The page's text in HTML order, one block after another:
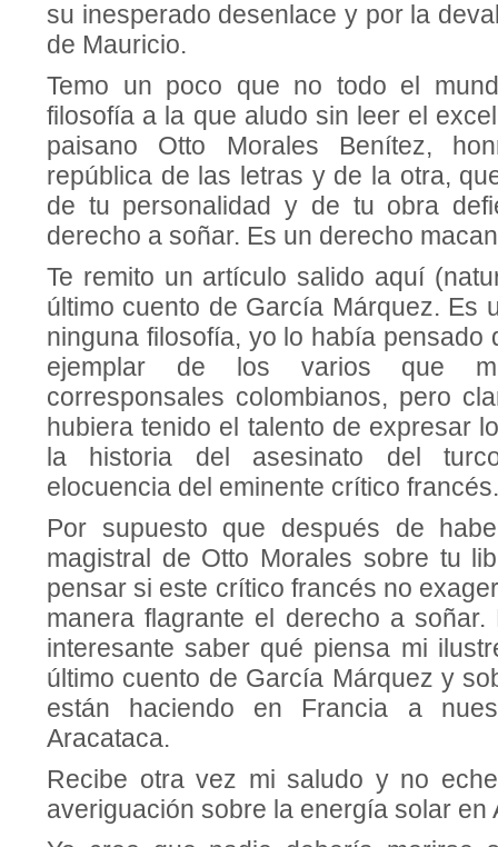
su inesperado desenlace y por la
de Mauricio.
Temo un poco que no todo el
filosofía a la que aludo sin leer el
paisano Otto Morales Benítez,
república de las letras y de la otra,
de tu personalidad y de tu obra
derecho a soñar. Es un derecho
Te remito un artículo salido aquí
último cuento de García Márquez. Es
ninguna filosofía, yo lo había pensado
ejemplar de los varios que
corresponsales colombianos, pero
hubiera tenido el talento de expresar
la historia del asesinato del
elocuencia del eminente crítico francés.
Por supuesto que después de
magistral de Otto Morales sobre tu
pensar si este crítico francés no
manera flagrante el derecho a
interesante saber qué piensa mi
último cuento de García Márquez y
están haciendo en Francia a
Aracataca.
Recibe otra vez mi saludo y no
averiguación sobre la energía solar en